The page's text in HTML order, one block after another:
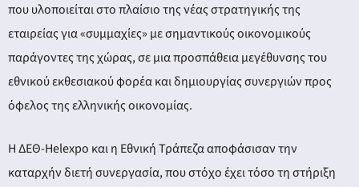
που υλοποιείται στο πλαίσιο της νέας στρατηγικής της
εταιρείας για «συμμαχίες» με σημαντικούς οικονομικούς
παράγοντες της χώρας, σε μια προσπάθεια μεγέθυνσης του
εθνικού εκθεσιακού φορέα και δημιουργίας συνεργιών προς
όφελος της ελληνικής οικονομίας.
Η ΔΕΘ-Helexpo και η Εθνική Τράπεζα αποφάσισαν την
καταρχήν διετή συνεργασία, που στόχο έχει τόσο τη στήριξη